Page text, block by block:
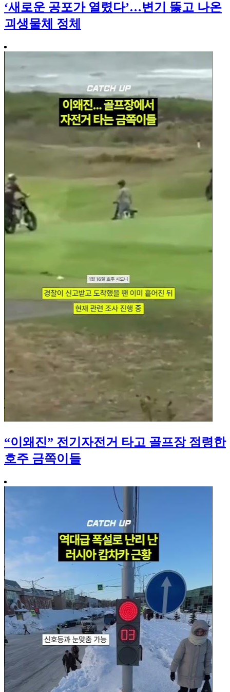
‘새로운 공포가 열렸다’…변기 뚫고 나온
괴생물체 정체
“이왜진” 전기자전거 타고 골프장 점령한
호주 금쪽이들